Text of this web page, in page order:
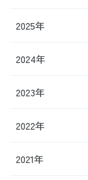
2025年
2024年
2023年
2022年
2021年